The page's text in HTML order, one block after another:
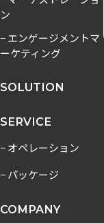
ン
− エンゲージメントマ
ーケティング
SOLUTION
SERVICE
− オペレーション
− パッケージ
COMPANY